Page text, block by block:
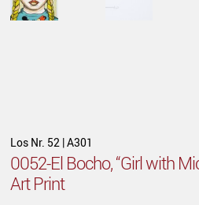
Los Nr. 52 | A301
0052-El Bocho, “Girl with
Art Print